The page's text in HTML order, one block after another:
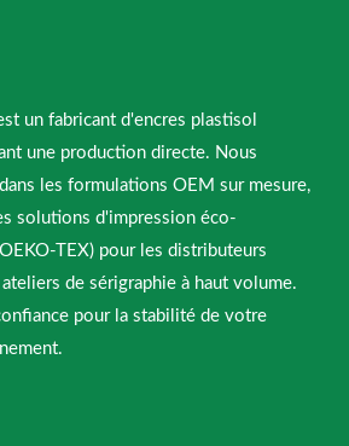
un fabricant d'encres plastisol
une production directe. Nous
les formulations OEM sur mesure,
solutions d'impression éco-
TEX) pour les distributeurs
de sérigraphie à haut volume.
pour la stabilité de votre